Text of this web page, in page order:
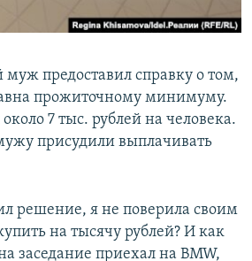
предоставил справку о том,
прожиточному минимуму.
около 7 тыс. рублей на человека.
присудили выплачивать
решение, я не поверила своим
на тысячу рублей? И как
заседание приехал на BMW,